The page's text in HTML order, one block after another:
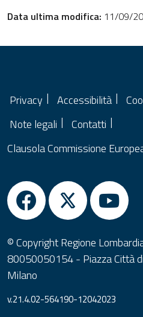
Data ultima modifica: 11/09/
Privacy Accessibilità
Note legali
Contatti
Clausola Commissione
© Copyright Regione
80050050154 - Piazza Città
Milano
v.21.4.02-564190-12042023